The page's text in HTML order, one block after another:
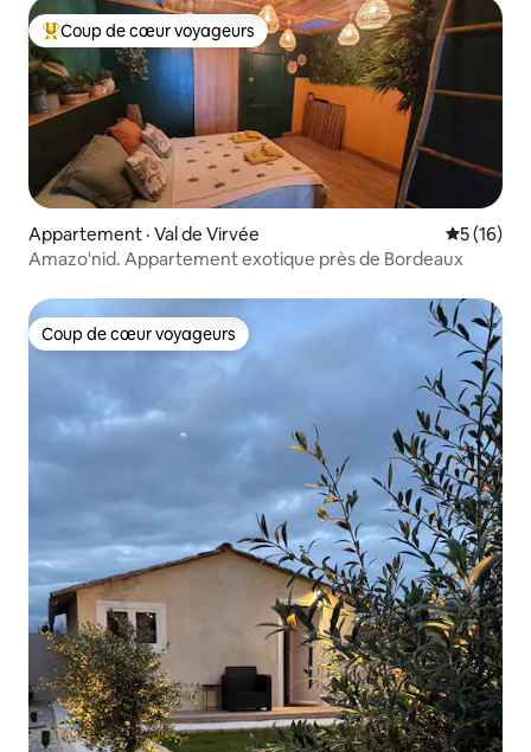
Coup de cœur voyageurs parmi les plus aimés
Coup de cœur voyageurs
Appartement · Val de Virvée Note
5 (16)
Amazo'nid. Appartement exotique près de Bordeaux
Coup de cœur voyageurs
Coup de cœur voyageurs